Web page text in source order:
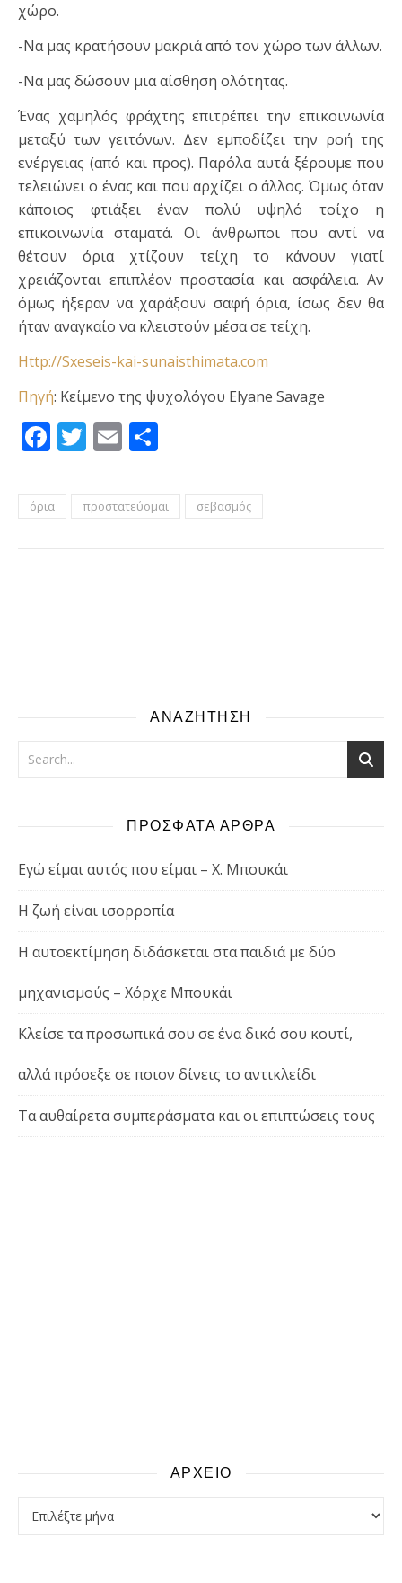
χώρο.
-Να μας κρατήσουν μακριά από τον χώρο των άλλων.
-Να μας δώσουν μια αίσθηση ολότητας.
Ένας χαμηλός φράχτης επιτρέπει την επικοινωνία
μεταξύ των γειτόνων. Δεν εμποδίζει την ροή της
ενέργειας (από και προς). Παρόλα αυτά ξέρουμε που
τελειώνει ο ένας και που αρχίζει ο άλλος. Όμως όταν
κάποιος φτιάξει έναν πολύ υψηλό τοίχο η
επικοινωνία σταματά. Οι άνθρωποι που αντί να
θέτουν όρια χτίζουν τείχη το κάνουν γιατί
χρειάζονται επιπλέον προστασία και ασφάλεια. Αν
όμως ήξεραν να χαράξουν σαφή όρια, ίσως δεν θα
ήταν αναγκαίο να κλειστούν μέσα σε τείχη.
Http://Sxeseis-kai-sunaisthimata.com
Πηγή: Κείμενο της ψυχολόγου Elyane Savage
Facebook
Twitter
Email
όρια προστατεύομαι σεβασμός
ΑΝΑΖΗΤΗΣΗ
ΠΡΟΣΦΑΤΑ ΑΡΘΡΑ
Εγώ είμαι αυτός που είμαι – Χ. Μπουκάι
Η ζωή είναι ισορροπία
Η αυτοεκτίμηση διδάσκεται στα παιδιά με δύο
μηχανισμούς – Χόρχε Μπουκάι
Κλείσε τα προσωπικά σου σε ένα δικό σου κουτί,
αλλά πρόσεξε σε ποιον δίνεις το αντικλείδι
Τα αυθαίρετα συμπεράσματα και οι επιπτώσεις τους
ΑΡΧΕΙΟ